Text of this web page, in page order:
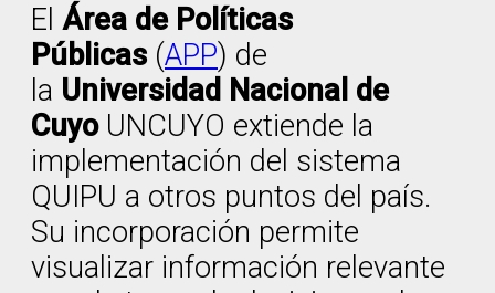
El Área de Políticas
Públicas (APP) de
la Universidad Nacional de
Cuyo UNCUYO extiende la
implementación del sistema
QUIPU a otros puntos del país.
Su incorporación permite
visualizar información relevante